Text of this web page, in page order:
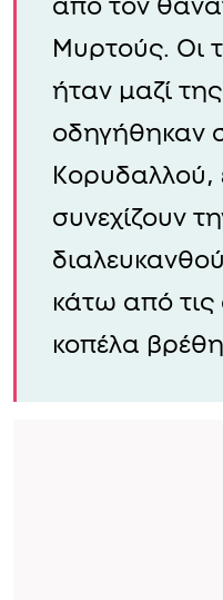
από τον
Μυρτούς. Οι
ήταν μαζί
οδηγήθηκαν
Κορυδαλλού,
συνεχίζουν
κάτω από τις
κοπέλα